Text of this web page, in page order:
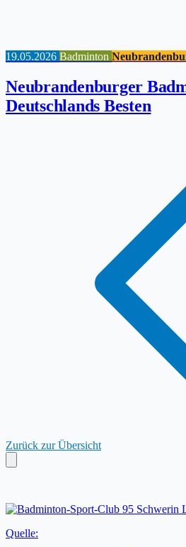
19.05.2026 Badminton
Neubrandenburger
Deutschlands Besten
Zurück zur Übersicht
Quelle: